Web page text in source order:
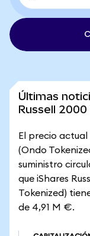
Últimas
Russell 2000
El precio actual
(Ondo
suministro
que iShares
Tokenized)
de 4,91 M €.